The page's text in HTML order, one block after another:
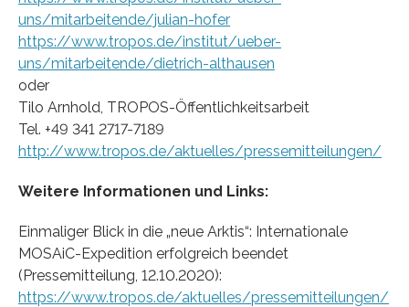
uns/mitarbeitende/julian-hofer
https://www.tropos.de/institut/ueber-
uns/mitarbeitende/dietrich-althausen
oder
Tilo Arnhold, TROPOS-Öffentlichkeitsarbeit
Tel. +49 341 2717-7189
http://www.tropos.de/aktuelles/pressemitteilungen/
Weitere Informationen und Links:
Einmaliger Blick in die „neue Arktis“: Internationale
MOSAiC-Expedition erfolgreich beendet
(Pressemitteilung, 12.10.2020):
https://www.tropos.de/aktuelles/pressemitteilungen/